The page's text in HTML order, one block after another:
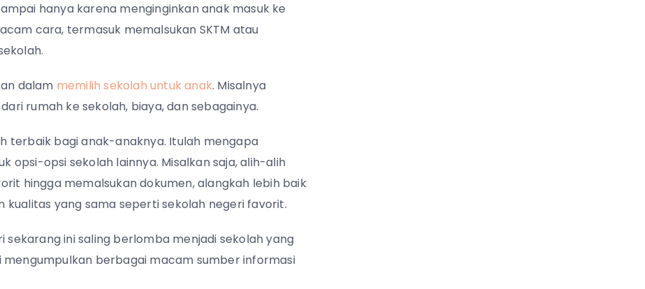
hanya karena menginginkan anak masuk ke
cara, termasuk memalsukan SKTM atau
dalam memilih sekolah untuk anak. Misalnya
rumah ke sekolah, biaya, dan sebagainya.
terbaik bagi anak-anaknya. Itulah mengapa
opsi-opsi sekolah lainnya. Misalkan saja, alih-alih
hingga memalsukan dokumen, alangkah lebih baik
yang sama seperti sekolah negeri favorit.
sekarang ini saling berlomba menjadi sekolah yang
mengumpulkan berbagai macam sumber informasi